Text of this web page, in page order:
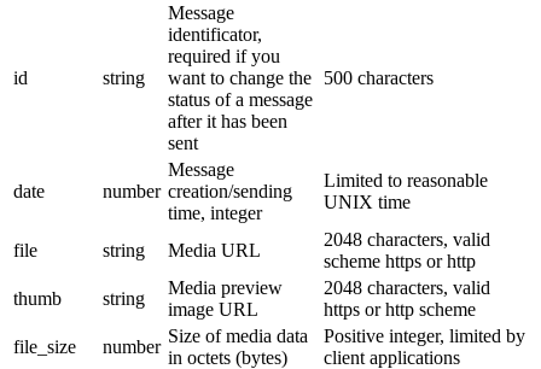
id string
Message
identificator,
required if you
want to change the
status of a message
after it has been
sent
500 characters
date number
Message
creation/sending
time, integer
Limited to reasonable
UNIX time
file string Media URL
2048 characters, valid
scheme https or http
thumb
string
Media preview
image URL
2048 characters, valid
https or http scheme
file_size
number
Size of media data
in octets (bytes)
Positive integer, limited by
client applications